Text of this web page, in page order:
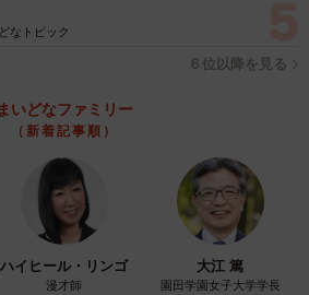
の女の子なのだそうですね。
が早い子で、何度も同じタイミング
。いつものように『止まれ』のとこ
なトピック
６位以降を見る
まいどなファミリー
（新着記事順）
ハイヒール・リンゴ
漫才師
大江 篤
園田学園女子大学学長